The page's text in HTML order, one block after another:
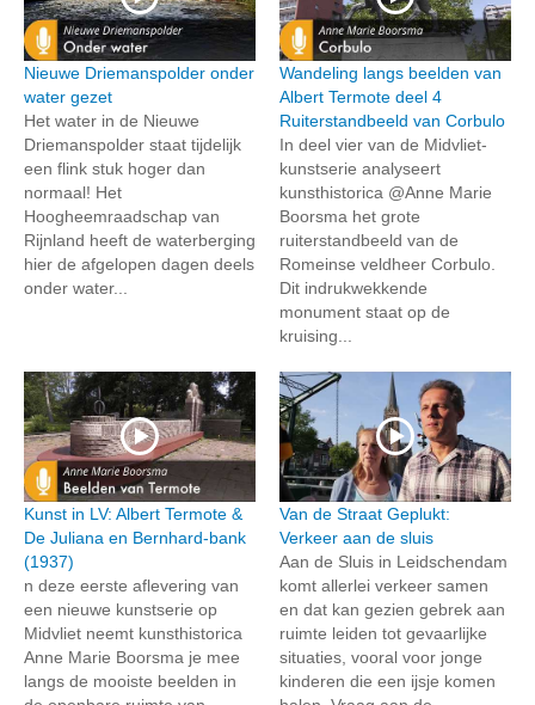
Nieuwe Driemanspolder onder
water gezet
Het water in de Nieuwe
Driemanspolder staat tijdelijk
een flink stuk hoger dan
normaal! Het
Hoogheemraadschap van
Rijnland heeft de waterberging
hier de afgelopen dagen deels
onder water...
Wandeling langs beelden van
Albert Termote deel 4
Ruiterstandbeeld van Corbulo
In deel vier van de Midvliet-
kunstserie analyseert
kunsthistorica @Anne Marie
Boorsma het grote
ruiterstandbeeld van de
Romeinse veldheer Corbulo.
Dit indrukwekkende
monument staat op de
kruising...
Kunst in LV: Albert Termote &
De Juliana en Bernhard-bank
(1937)
n deze eerste aflevering van
een nieuwe kunstserie op
Midvliet neemt kunsthistorica
Anne Marie Boorsma je mee
langs de mooiste beelden in
Van de Straat Geplukt:
Verkeer aan de sluis
Aan de Sluis in Leidschendam
komt allerlei verkeer samen
en dat kan gezien gebrek aan
ruimte leiden tot gevaarlijke
situaties, vooral voor jonge
kinderen die een ijsje komen